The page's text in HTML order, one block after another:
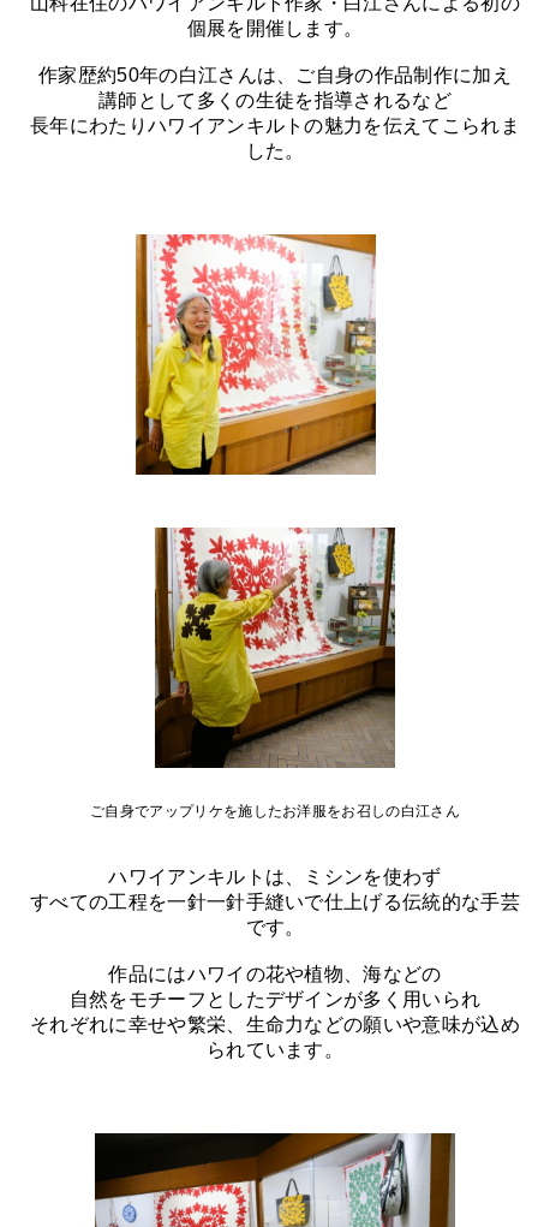
個展を開催します。
作家歴約50年の白江さんは、ご自身の作品制作に加え
講師として多くの生徒を指導されるなど
長年にわたりハワイアンキルトの魅力を伝えてこられま
した。
ご自身でアップリケを施したお洋服をお召しの白江さん
ハワイアンキルトは、ミシンを使わず
すべての工程を一針一針手縫いで仕上げる伝統的な手芸
です。
作品にはハワイの花や植物、海などの
自然をモチーフとしたデザインが多く用いられ
それぞれに幸せや繁栄、生命力などの願いや意味が込め
られています。